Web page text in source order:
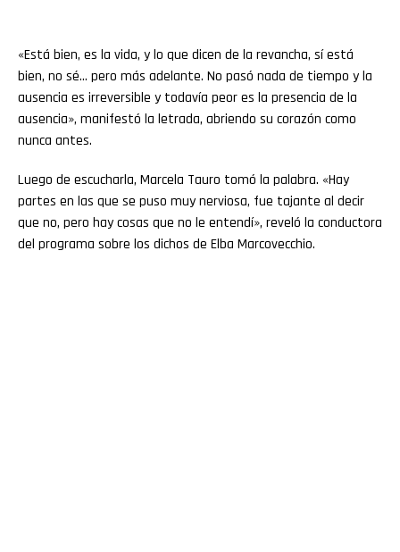
«Está bien, es la vida, y lo que dicen de la revancha, sí está
bien, no sé… pero más adelante. No pasó nada de tiempo y la
ausencia es irreversible y todavía peor es la presencia de la
ausencia», manifestó la letrada, abriendo su corazón como
nunca antes.
Luego de escucharla, Marcela Tauro tomó la palabra. «Hay
partes en las que se puso muy nerviosa, fue tajante al decir
que no, pero hay cosas que no le entendí», reveló la conductora
del programa sobre los dichos de Elba Marcovecchio.